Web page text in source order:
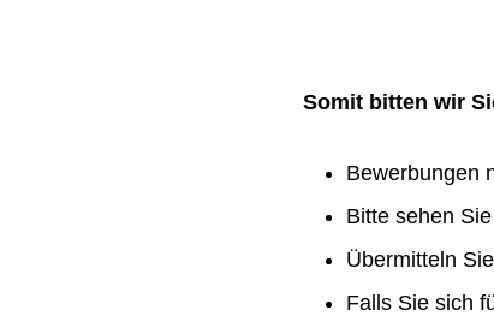
Somit bitten wir
Bewerbungen
Bitte sehen
Übermitteln
Falls Sie sich